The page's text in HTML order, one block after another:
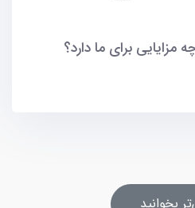
برای ما دارد؟
بخوانید